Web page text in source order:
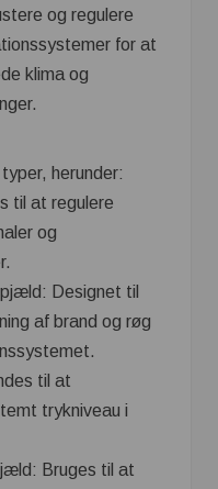
og regulere
for at
klima og
herunder:
til at regulere
og
Designet til
af brand og røg
til at
trykniveau i
Bruges til at